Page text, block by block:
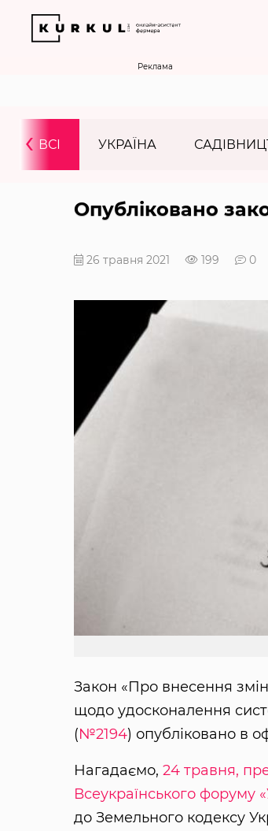
Реклама
ВСІ УКРАЇНА
‹
Опубліковано
26 травня 2021 199 0
Закон «Про внесення
щодо удосконалення
(№2194) опубліковано в
Нагадаємо, 24 травня,
Всеукраїнського форуму
до Земельного кодексу